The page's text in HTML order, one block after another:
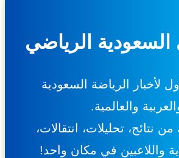
الرياضي
الرياضة السعودية
والعالمية.
تحليلات، انتقالات،
واللاعبين في مكان واحد!